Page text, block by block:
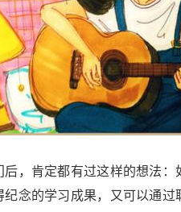
，肯定都有过这样的想法
念的学习成果，又可以通